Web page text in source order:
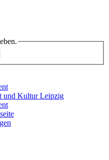
und Kultur Leipzig